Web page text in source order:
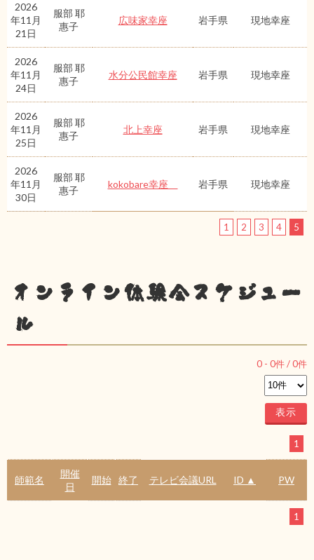
2026
年11月
21日
服部 耶
惠子
広味家幸座 岩手県 現地幸座
2026
年11月
24日
服部 耶
惠子
水分公民館幸座 岩手県 現地幸座
2026
年11月
25日
服部 耶
惠子
北上幸座 岩手県 現地幸座
2026
年11月
30日
服部 耶
惠子
kokobare幸座 岩手県 現地幸座
1 2 3 4 5
オンライン体験会スケジュー
ル
0 - 0件 /0件
1
師範名
開催
日
開始 終了 テレビ会議URL ID ▲ PW
1